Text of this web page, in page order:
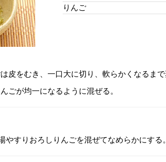
りんご
皮をむき、一口大に切り、軟らかくなるまで
ごが均一になるように混ぜる。
すりおろしりんごを混ぜてなめらかにする。